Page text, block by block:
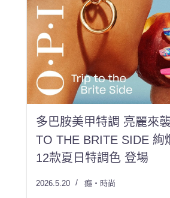
多巴胺美甲特調 亮麗來
TO THE BRITE SIDE 絢
12款夏日特調色 登場
2026.5.20 癮・時尚